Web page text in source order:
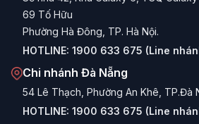
69 Tố Hữu
Phường Hà Đông, TP. Hà Nội.
HOTLINE: 1900 633 675 (Line
Chi nhánh Đà Nẵng
54 Lê Thạch, Phường An Khê, TP.Đà
HOTLINE: 1900 633 675 (Line